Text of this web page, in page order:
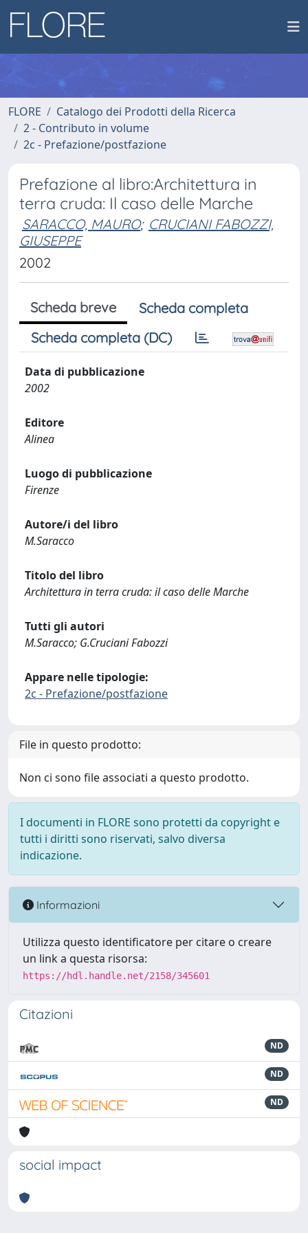
FLORE
Catalogo dei Prodotti della Ricerca
2 - Contributo in volume
2c - Prefazione/postfazione
Prefazione al libro:Architettura in
terra cruda: Il caso delle Marche
SARACCO, MAURO; CRUCIANI FABOZZI,
GIUSEPPE
2002
Scheda breve
Scheda completa
Scheda completa (DC)
Data di pubblicazione
2002
Editore
Alinea
Luogo di pubblicazione
Firenze
Autore/i del libro
M.Saracco
Titolo del libro
Architettura in terra cruda: il caso delle Marche
Tutti gli autori
M.Saracco; G.Cruciani Fabozzi
Appare nelle tipologie:
2c - Prefazione/postfazione
File in questo prodotto:
Non ci sono file associati a questo prodotto.
I documenti in FLORE sono protetti da copyright e
tutti i diritti sono riservati, salvo diversa
indicazione.
Informazioni
Utilizza questo identificatore per citare o creare
un link a questa risorsa:
https://hdl.handle.net/2158/345601
Citazioni
ND
ND
ND
social impact